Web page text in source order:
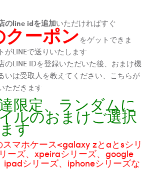
のline idを追加いただければすぐ
ーポンをゲットできま
がLINEで送りいたします
LINE IDを登録いただいた後、おまけ機
いは受取人を教えてください、こちらが
ただきます
限定、ランダムに
ルのおまけご選択
す
マホケース<galaxy zとaとsシリ
ーズ、xpeiraシリーズ、google
ipadシリーズ、iphoneシリーズな